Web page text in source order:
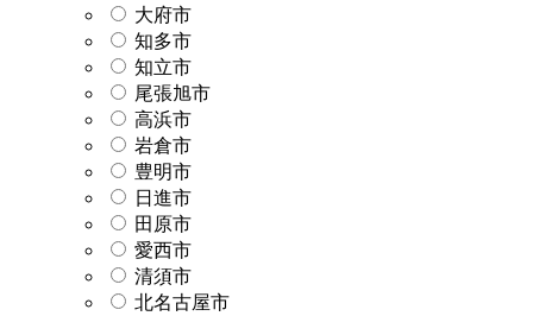
大府市
知多市
知立市
尾張旭市
高浜市
岩倉市
豊明市
日進市
田原市
愛西市
清須市
北名古屋市